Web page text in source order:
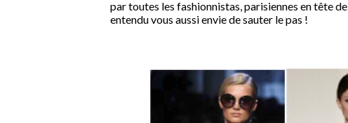
par toutes les fashionnistas, parisiennes en tête
entendu vous aussi envie de sauter le pas !